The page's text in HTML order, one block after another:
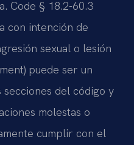
Code § 18.2-60.3
con intención de
sexual o lesión
puede ser un
del código y
molestas o
cumplir con el